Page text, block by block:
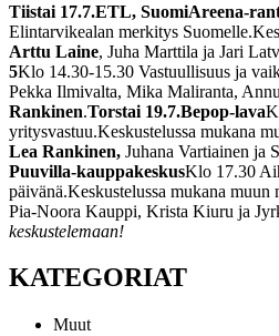
Tiistai 17.7.ETL, SuomiAreena-
Elintarvikealan merkitys Suomelle.
Arttu Laine, Juha Marttila ja Jari
5Klo 14.30-15.30 Vastuullisuus ja
Pekka Ilmivalta, Mika Maliranta,
Rankinen.Torstai 19.7.Bepop-lava
yritysvastuu.Keskustelussa mukana
Lea Rankinen, Juhana Vartiainen ja
Puuvilla-kauppakeskusKlo 17.30
päivänä.Keskustelussa mukana muun
Pia-Noora Kauppi, Krista Kiuru ja
keskustelemaan!
KATEGORIAT
Muut